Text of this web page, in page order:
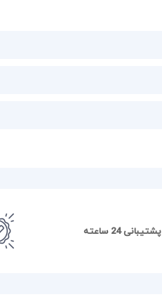
پشتیبانی 24 ساعته